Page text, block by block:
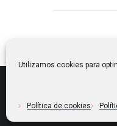
Utilizamos cookies para
Política de cookies
Av. del Puntui, S/N - Plg.
Copyright © 2016 Argiles